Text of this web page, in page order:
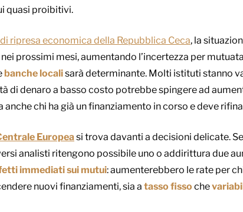
quasi proibitivi.
ripresa economica della Repubblica Ceca, la
prossimi mesi, aumentando l’incertezza per
banche localisarà determinante. Molti istituti stanno
di denaro a basso costo potrebbe spingere ad
anche chi ha già un finanziamento in corso e deve
Europea si trova davanti a decisioni delicate.
analisti ritengono possibile uno o addirittura due
immediati sui mutui: aumenterebbero le rate per
nuovi finanziamenti, sia a tasso fisso che